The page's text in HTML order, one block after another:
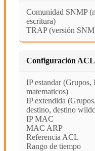
Comunidad SNMP
escritura)
TRAP (versión
Configuración ACL
IP estandar (Grupos,
matematicos)
IP extendida
destino, destino
IP MAC
MAC ARP
Referencia ACL
Rango de tiempo